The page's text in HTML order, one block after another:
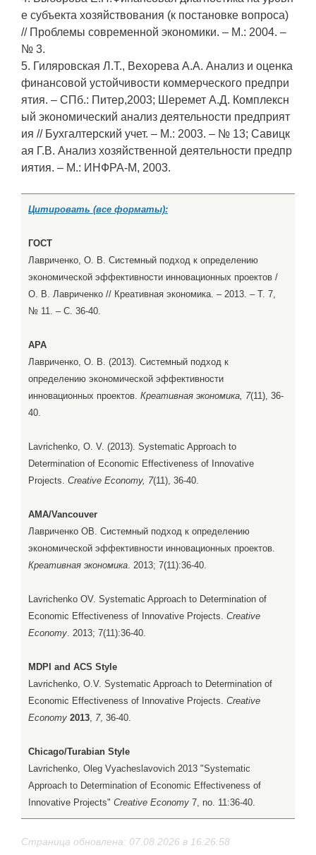
е субъекта хозяйствования (к постановке вопроса)
// Проблемы современной экономики. – М.: 2004. –
№ 3.
5. Гиляровская Л.Т., Вехорева А.А. Анализ и оценка
финансовой устойчивости коммерческого предпри
ятия. – СПб.: Питер,2003; Шеремет А.Д. Комплексн
ый экономический анализ деятельности предприят
ия // Бухгалтерский учет. – М.: 2003. – № 13; Савицк
ая Г.В. Анализ хозяйственной деятельности предпр
иятия. – М.: ИНФРА-М, 2003.
Цитировать (все форматы):
ГОСТ
Лавриченко, О. В. Системный подход к определению
экономической эффективности инновационных проектов /
О. В. Лавриченко // Креативная экономика. – 2013. – Т. 7,
№ 11. – С. 36-40.
APA
Лавриченко, О. В. (2013). Системный подход к
определению экономической эффективности
инновационных проектов. Креативная экономика, 7(11), 36-
40.
Lavrichenko, O. V. (2013). Systematic Approach to
Determination of Economic Effectiveness of Innovative
Projects. Creative Economy, 7(11), 36-40.
AMA/Vancouver
Лавриченко ОВ. Системный подход к определению
экономической эффективности инновационных проектов.
Креативная экономика. 2013; 7(11):36-40.
Lavrichenko OV. Systematic Approach to Determination of
Economic Effectiveness of Innovative Projects. Creative
Economy. 2013; 7(11):36-40.
MDPI and ACS Style
Lavrichenko, O.V. Systematic Approach to Determination of
Economic Effectiveness of Innovative Projects. Creative
Economy 2013, 7, 36-40.
Chicago/Turabian Style
Lavrichenko, Oleg Vyacheslavovich 2013 "Systematic
Approach to Determination of Economic Effectiveness of
Innovative Projects" Creative Economy 7, no. 11:36-40.
Страница обновлена: 07.08.2026 в 16:26:58